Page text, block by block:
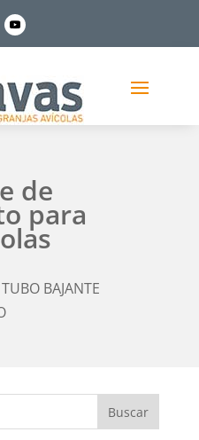
de
para
BAJANTE
Buscar